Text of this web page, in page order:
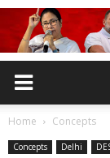
Home Concepts
Concepts Delhi